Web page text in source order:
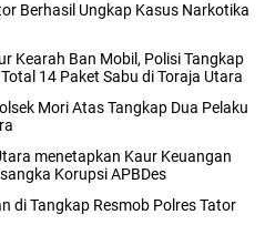
Berhasil Ungkap Kasus Narkotika
Kearah Ban Mobil, Polisi Tangkap
14 Paket Sabu di Toraja Utara
Mori Atas Tangkap Dua Pelaku
menetapkan Kaur Keuangan
Korupsi APBDes
di Tangkap Resmob Polres Tator